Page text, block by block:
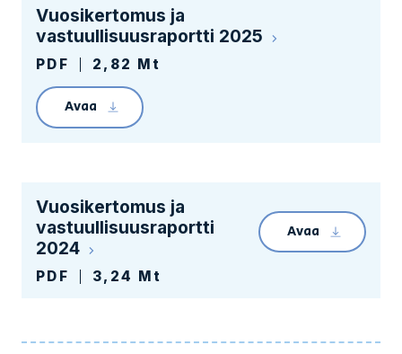
Vuosikertomus ja
vastuullisuusraportti 2025
PDF 2,82 Mt
Avaa
Linkin avaaminen lataa tiedoston
Vuosikertomus ja
vastuullisuusraportti
2024
PDF 3,24 Mt
Avaa
Linkin